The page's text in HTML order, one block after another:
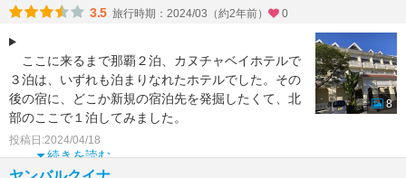
3.5 旅行時期：2024/03（約2年前） 0
ここに来るまで那覇２泊、カヌチャベイホテルで
３泊は、いずれも泊まりなれたホテルでした。その
後の宿に、どこか新規の宿泊先を発掘したくて、北
部のここで１泊してみました。
アジアンテイストな建物は、建
続きを読む
投稿日:2024/04/18
8